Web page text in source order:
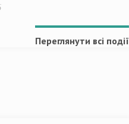
Переглянути всі події